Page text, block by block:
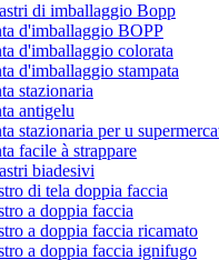
di imballaggio Bopp
d'imballaggio BOPP
d'imballaggio colorata
d'imballaggio stampata
stazionaria
antigelu
stazionaria per u
facile à strappare
biadesivi
di tela doppia faccia
a doppia faccia
a doppia faccia ricamato
a doppia faccia ignifugo